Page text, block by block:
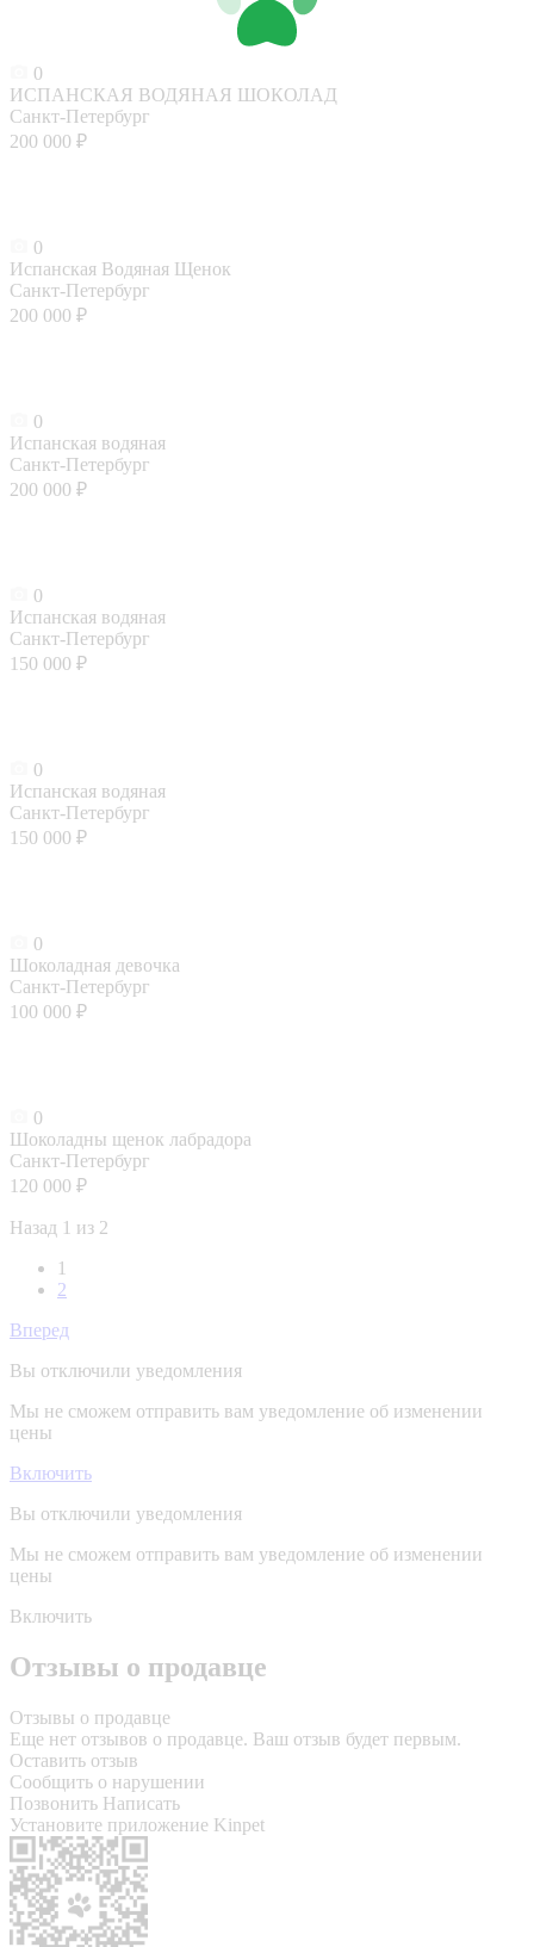
0
ИСПАНСКАЯ ВОДЯНАЯ ШОКОЛАД
Санкт-Петербург
200 000 ₽
0
Испанская Водяная Щенок
Санкт-Петербург
200 000 ₽
0
Испанская водяная
Санкт-Петербург
200 000 ₽
0
Испанская водяная
Санкт-Петербург
150 000 ₽
0
Испанская водяная
Санкт-Петербург
150 000 ₽
0
Шоколадная девочка
Санкт-Петербург
100 000 ₽
0
Шоколадны щенок лабрадора
Санкт-Петербург
120 000 ₽
Назад 1 из 2
1
2
Вперед
Вы отключили уведомления
Мы не сможем отправить вам уведомление об изменении
цены
Включить
Вы отключили уведомления
Мы не сможем отправить вам уведомление об изменении
цены
Включить
Отзывы о продавце
Отзывы о продавце
Еще нет отзывов о продавце. Ваш отзыв будет первым.
Оставить отзыв
Сообщить о нарушении
Позвонить Написать
Установите приложение Kinpet